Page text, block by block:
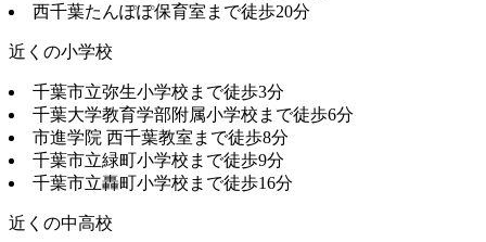
西千葉たんぽぽ保育室まで徒歩20分
近くの小学校
千葉市立弥生小学校まで徒歩3分
千葉大学教育学部附属小学校まで徒歩6分
市進学院 西千葉教室まで徒歩8分
千葉市立緑町小学校まで徒歩9分
千葉市立轟町小学校まで徒歩16分
近くの中高校